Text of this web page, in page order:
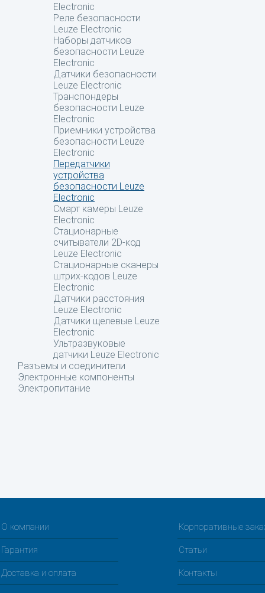
Electronic
Реле безопасности
Leuze Electronic
Наборы датчиков
безопасности Leuze
Electronic
Датчики безопасности
Leuze Electronic
Транспондеры
безопасности Leuze
Electronic
Приемники устройства
безопасности Leuze
Electronic
Передатчики
устройства
безопасности Leuze
Electronic
Смарт камеры Leuze
Electronic
Стационарные
считыватели 2D-код
Leuze Electronic
Стационарные сканеры
штрих-кодов Leuze
Electronic
Датчики расстояния
Leuze Electronic
Датчики щелевые Leuze
Electronic
Ультразвуковые
датчики Leuze Electronic
Разъемы и соединители
Электронные компоненты
Электропитание
О компании Корпоративные
Гарантия Статьи
Доставка и оплата Контакты